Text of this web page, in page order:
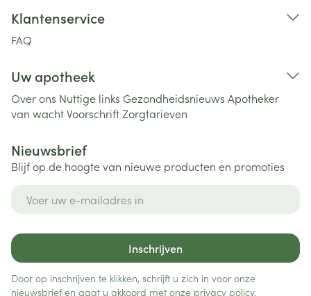
Klantenservice
FAQ
Uw apotheek
Over ons Nuttige links Gezondheidsnieuws Apotheker
van wachtVoorschriftZorgtarieven
Nieuwsbrief
Blijf op de hoogte van nieuwe producten en promoties
Inschrijven
Door op inschrijven te klikken, schrijft u zich in voor onze
nieuwsbrief en gaat u akkoord met onze privacy policy.